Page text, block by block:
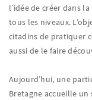
l’idée de créer dans
tous les niveaux.
citadins de pratiquer
aussi de le faire
Aujourd’hui, une
Bretagne accueille un